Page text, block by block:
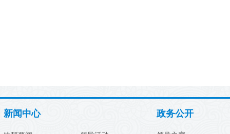
新闻中心 政务公开